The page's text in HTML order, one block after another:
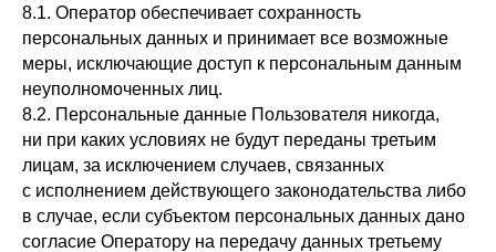
8.1. Оператор обеспечивает сохранность
персональных данных и принимает все возможные
меры, исключающие доступ к персональным данным
неуполномоченных лиц.
8.2. Персональные данные Пользователя никогда,
ни при каких условиях не будут переданы третьим
лицам, за исключением случаев, связанных
с исполнением действующего законодательства либо
в случае, если субъектом персональных данных дано
согласие Оператору на передачу данных третьему
Пользовательское соглашение
Политика обработки
персональных данных
+7 908 671 98 53
+7 908 672 22 02
Реквизиты